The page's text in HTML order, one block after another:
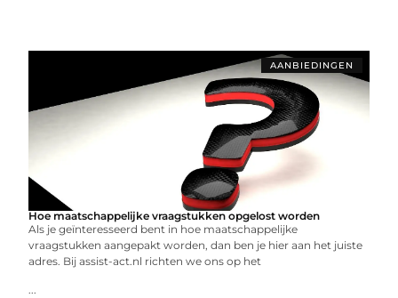
AANBIEDINGEN
Hoe maatschappelijke vraagstukken opgelost worden
Als je geïnteresseerd bent in hoe maatschappelijke
vraagstukken aangepakt worden, dan ben je hier aan het juiste
adres. Bij assist-act.nl richten we ons op het
...